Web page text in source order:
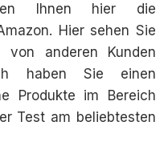
Ihnen hier die
Hier sehen Sie
anderen Kunden
haben Sie einen
Produkte im Bereich
Test am beliebtesten